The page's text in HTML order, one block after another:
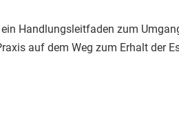
Handlungsleitfaden zum
auf dem Weg zum Erhalt der